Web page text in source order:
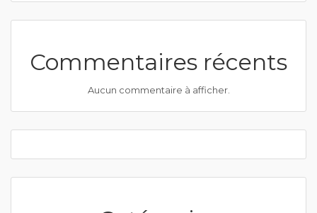
Commentaires récents
Aucun commentaire à afficher.